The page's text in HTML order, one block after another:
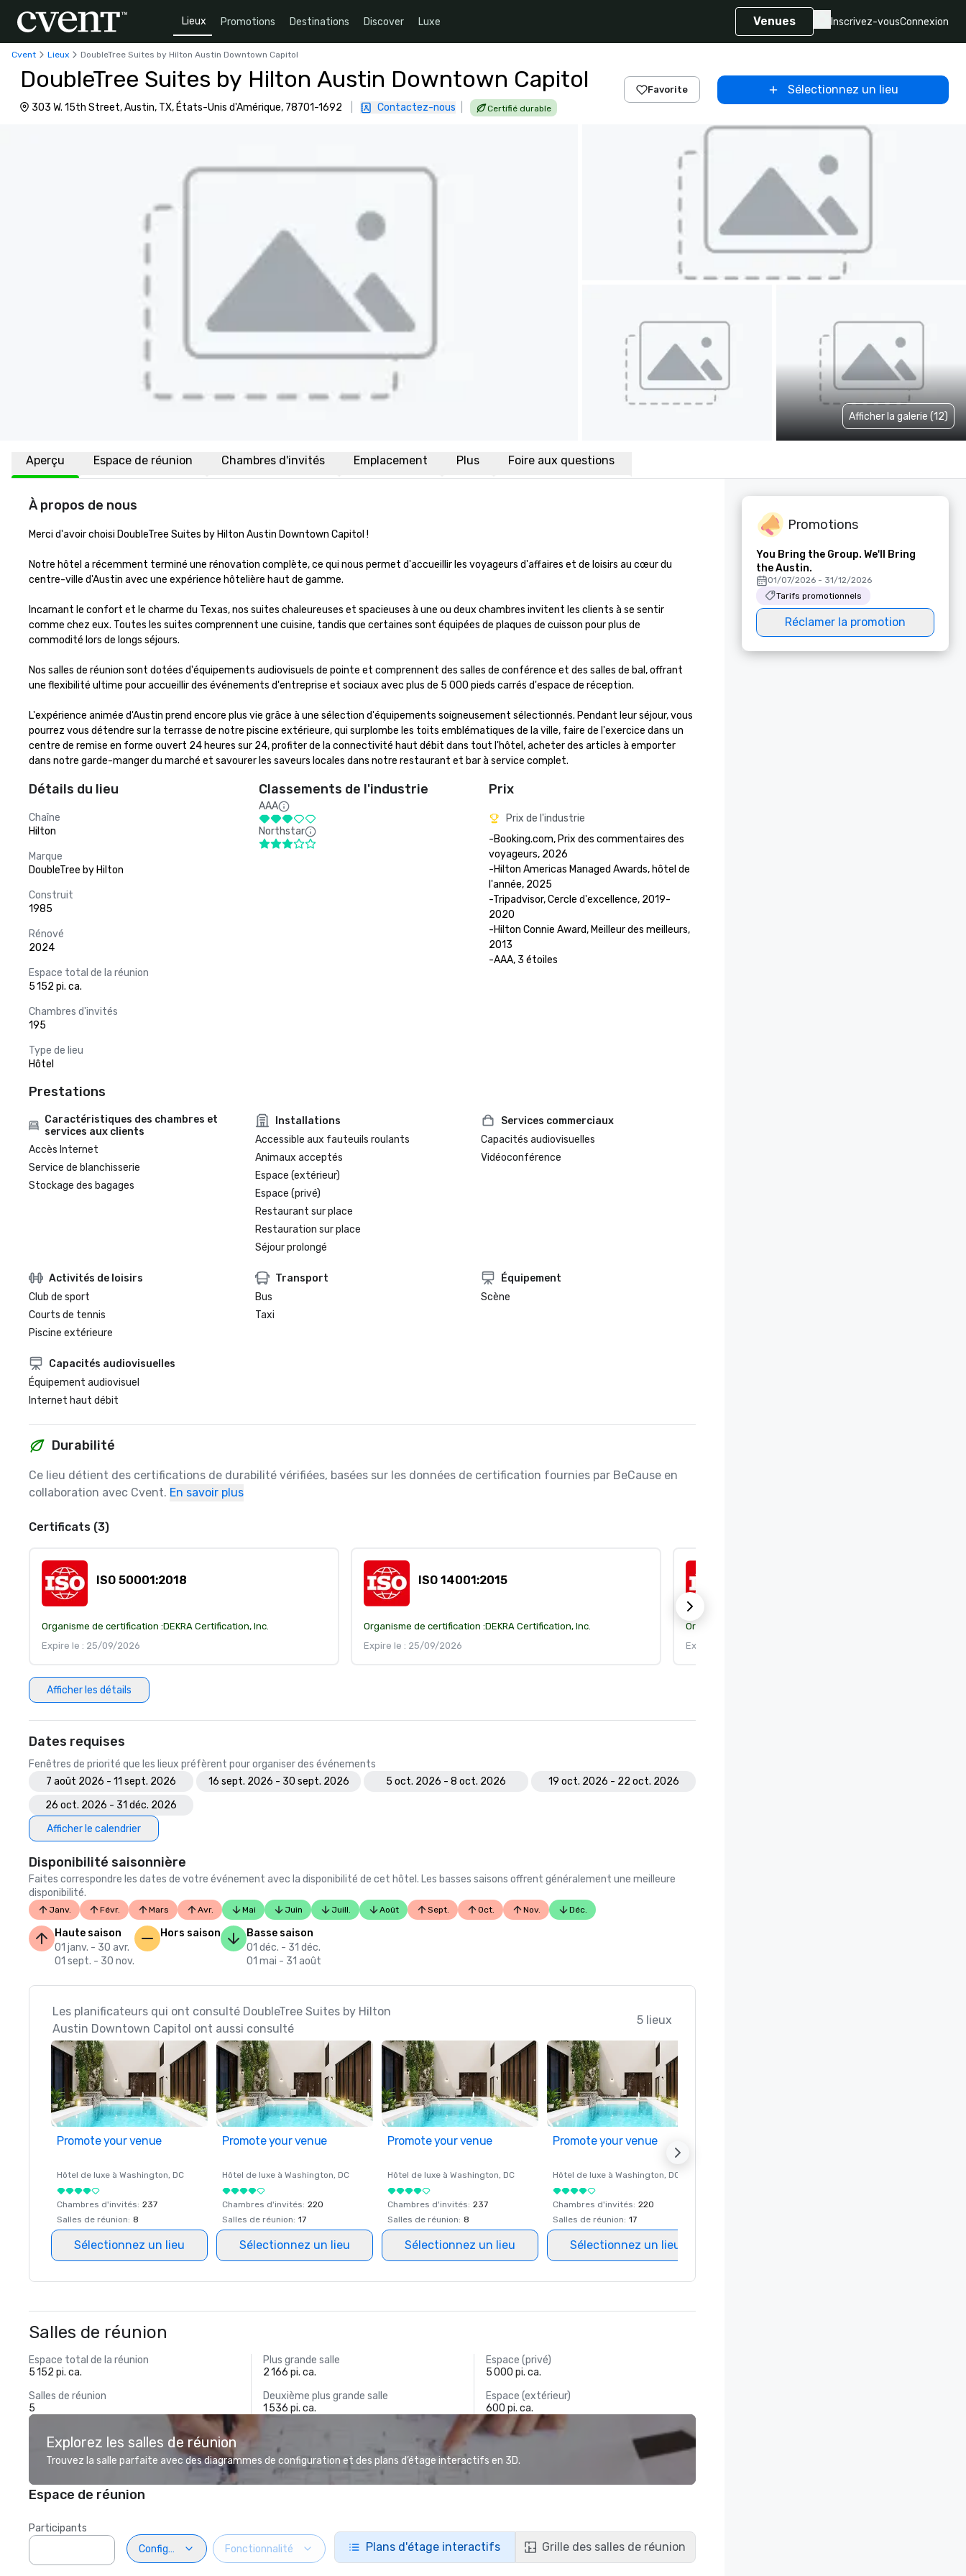
Lieux Promotions Destinations Discover Luxe Venues Inscrivez-vousConnexion
Cvent Lieux DoubleTree Suites by Hilton Austin Downtown Capitol
DoubleTree Suites by Hilton Austin Downtown Capitol
303 W. 15th Street, Austin, TX, États-Unis d'Amérique, 78701-1692 Contactez-nous Certifié durable
Favorite Sélectionnez un lieu
Afficher la galerie (12)
Aperçu Espace de réunion Chambres d'invités Emplacement Plus Foire aux questions
À propos de nous
Merci d'avoir choisi DoubleTree Suites by Hilton Austin Downtown Capitol !
Notre hôtel a récemment terminé une rénovation complète, ce qui nous permet d'accueillir les voyageurs d'affaires et de loisirs au cœur du
centre-ville d'Austin avec une expérience hôtelière haut de gamme.
Incarnant le confort et le charme du Texas, nos suites chaleureuses et spacieuses à une ou deux chambres invitent les clients à se sentir
comme chez eux. Toutes les suites comprennent une cuisine, tandis que certaines sont équipées de plaques de cuisson pour plus de
commodité lors de longs séjours.
Nos salles de réunion sont dotées d'équipements audiovisuels de pointe et comprennent des salles de conférence et des salles de bal, offrant
une flexibilité ultime pour accueillir des événements d'entreprise et sociaux avec plus de 5 000 pieds carrés d'espace de réception.
L'expérience animée d'Austin prend encore plus vie grâce à une sélection d'équipements soigneusement sélectionnés. Pendant leur séjour, vous
pourrez vous détendre sur la terrasse de notre piscine extérieure, qui surplombe les toits emblématiques de la ville, faire de l'exercice dans un
centre de remise en forme ouvert 24 heures sur 24, profiter de la connectivité haut débit dans tout l'hôtel, acheter des articles à emporter
dans notre garde-manger du marché et savourer les saveurs locales dans notre restaurant et bar à service complet.
Détails du lieu
Chaîne
Hilton
Marque
DoubleTree by Hilton
Construit
1985
Rénové
2024
Espace total de la réunion
5 152 pi. ca.
Chambres d'invités
195
Type de lieu
Hôtel
Classements de l'industrie
AAA
Northstar
Prix
Prix de l'industrie
-Booking.com, Prix des commentaires des
voyageurs, 2026
-Hilton Americas Managed Awards, hôtel de
l'année, 2025
-Tripadvisor, Cercle d'excellence, 2019-
2020
-Hilton Connie Award, Meilleur des meilleurs,
2013
Prestations
Caractéristiques des chambres et
services aux clients
Accès Internet
Service de blanchisserie
Stockage des bagages
Installations
Accessible aux fauteuils roulants
Animaux acceptés
Espace (extérieur)
Espace (privé)
Restaurant sur place
Restauration sur place
Séjour prolongé
Services commerciaux
Capacités audiovisuelles
Vidéoconférence
Activités de loisirs
Club de sport
Courts de tennis
Piscine extérieure
Transport
Bus
Taxi
Équipement
Scène
Capacités audiovisuelles
Équipement audiovisuel
Internet haut débit
Durabilité
Ce lieu détient des certifications de durabilité vérifiées, basées sur les données de certification fournies par BeCause en
collaboration avec Cvent. En savoir plus
Certificats (3)
ISO 50001:2018
Organisme de certification :DEKRA Certification, Inc.
Expire le : 25/09/2026
ISO 14001:2015
Organisme de certification :DEKRA Certification, Inc.
Expire le : 25/09/2026
Organisme de certification :
Expire le : 25/09/2026
Afficher les détails
Dates requises
Fenêtres de priorité que les lieux préfèrent pour organiser des événements
7 août 2026 - 11 sept. 2026
16 sept. 2026 - 30 sept. 2026 5 oct. 2026 - 8 oct. 2026
19 oct. 2026 - 22 oct. 2026
26 oct. 2026 - 31 déc. 2026
Afficher le calendrier
Disponibilité saisonnière
Faites correspondre les dates de votre événement avec la disponibilité de cet hôtel. Les basses saisons offrent généralement une meilleure
disponibilité.
Janv. Févr. Mars Avr. Mai Juin Juill. Août Sept. Oct. Nov. Déc.
Haute saison
01 janv. - 30 avr.
01 sept. - 30 nov.
Hors saison
Basse saison
01 déc. - 31 déc.
01 mai - 31 août
Les planificateurs qui ont consulté DoubleTree Suites by Hilton
Austin Downtown Capitol ont aussi consulté
5 lieux
Promote your venue
Hôtel de luxe à Washington, DC
Chambres d'invités: 237
Salles de réunion: 8
Sélectionnez un lieu
Promote your venue
Hôtel de luxe à Washington, DC
Chambres d'invités: 220
Salles de réunion: 17
Sélectionnez un lieu
Promote your venue
Hôtel de luxe à Washington, DC
Chambres d'invités: 237
Salles de réunion: 8
Sélectionnez un lieu
Promote your venue
Hôtel de luxe à Washington, DC
Chambres d'invités: 220
Salles de réunion: 17
Sélectionnez un lieu
Salles de réunion
Espace total de la réunion
5 152 pi. ca.
Plus grande salle
2 166 pi. ca.
Espace (privé)
5 000 pi. ca.
Salles de réunion
5
Deuxième plus grande salle
1 536 pi. ca.
Espace (extérieur)
600 pi. ca.
Explorez les salles de réunion
Trouvez la salle parfaite avec des diagrammes de configuration et des plans d’étage interactifs en 3D.
Espace de réunion
Participants
Configuration
Fonctionnalité Plans d'étage interactifs Grille des salles de réunion
Promotions
You Bring the Group. We'll Bring
the Austin.
01/07/2026 - 31/12/2026
Tarifs promotionnels
Réclamer la promotion